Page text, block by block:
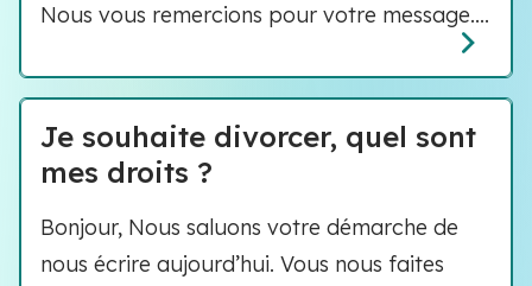
Nous vous remercions pour votre message....
Je souhaite divorcer, quel sont
mes droits ?
Bonjour, Nous saluons votre démarche de
nous écrire aujourd’hui. Vous nous faites